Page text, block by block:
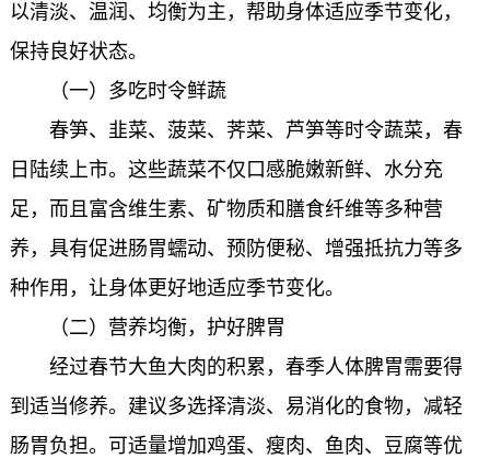
以清淡、温润、均衡为主，帮助身体适应季节变化，
保持良好状态。
（一）多吃时令鲜蔬
春笋、韭菜、菠菜、荠菜、芦笋等时令蔬菜，春
日陆续上市。这些蔬菜不仅口感脆嫩新鲜、水分充
足，而且富含维生素、矿物质和膳食纤维等多种营
养，具有促进肠胃蠕动、预防便秘、增强抵抗力等多
种作用，让身体更好地适应季节变化。
（二）营养均衡，护好脾胃
经过春节大鱼大肉的积累，春季人体脾胃需要得
到适当修养。建议多选择清淡、易消化的食物，减轻
肠胃负担。可适量增加鸡蛋、瘦肉、鱼肉、豆腐等优